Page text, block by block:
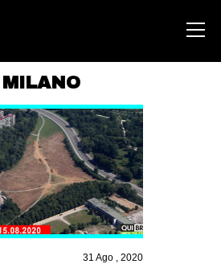
ABOUT
AREA
FREESTYLE
LAMBRETTA
MILANO
31 Ago , 2020